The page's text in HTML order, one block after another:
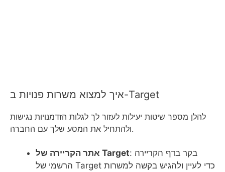
איך למצוא משרות פנויות ב-Target
להלן מספר שיטות יעילות לעזור לך לגלות הזדמנויות נגישות
ולהתחיל את המסע שלך עם החברה.
אתר הקריירה של Target: בקר בדף הקריירה
הרשמי של Target כדי לעיין ולהגיש בקשה למשרות